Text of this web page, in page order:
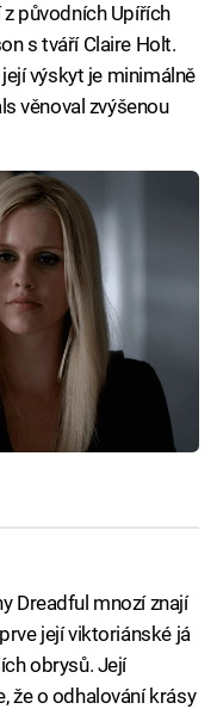
původních Upířích
s tváří Claire Holt.
výskyt je minimálně
věnoval zvýšenou
Dreadful mnozí znají
její viktoriánské já
obrysů. Její
že o odhalování krásy